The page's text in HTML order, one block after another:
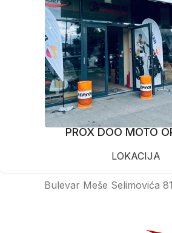
PROX DOO MOTO
LOKACIJA
Bulevar Meše Selimovića